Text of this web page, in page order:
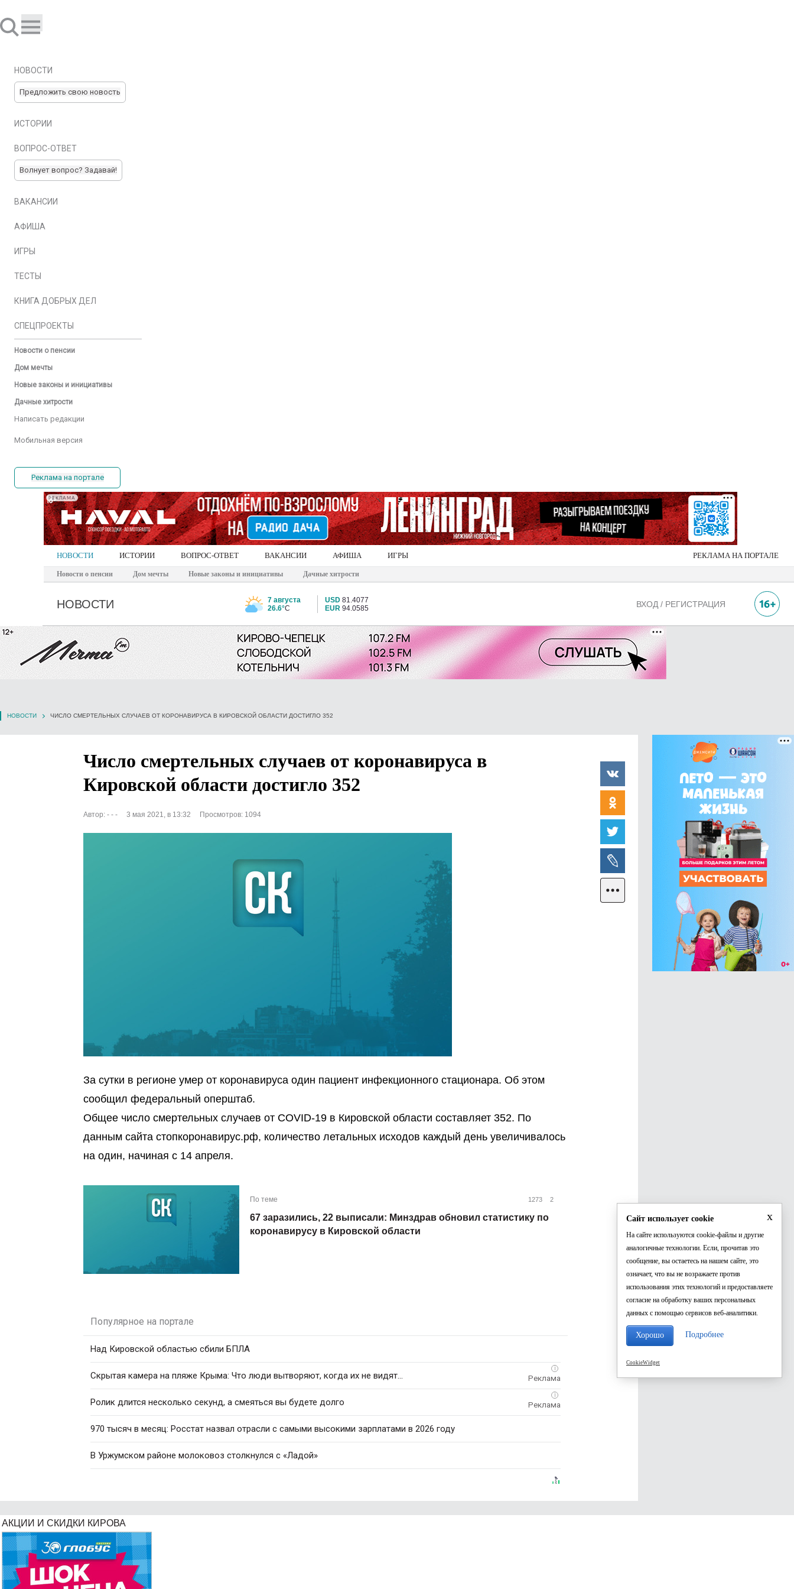
НОВОСТИ
Предложить свою новость
ИСТОРИИ
ВОПРОС-ОТВЕТ
Волнует вопрос? Задавай!
ВАКАНСИИ
АФИША
ИГРЫ
ТЕСТЫ
КНИГА ДОБРЫХ ДЕЛ
СПЕЦПРОЕКТЫ
Новости о пенсии
Дом мечты
Новые законы и инициативы
Дачные хитрости
Написать редакции
Мобильная версия
Реклама на портале
РЕКЛАМА
НОВОСТИ ИСТОРИИ ВОПРОС-ОТВЕТ ВАКАНСИИ АФИША ИГРЫ РЕКЛАМА НА ПОРТАЛЕ
Новости о пенсии Дом мечты Новые законы и инициативы Дачные хитрости
НОВОСТИ
7 августа
26.6°C
USD 81.4077
EUR 94.0585 ВХОД / РЕГИСТРАЦИЯ
НОВОСТИ ЧИСЛО СМЕРТЕЛЬНЫХ СЛУЧАЕВ ОТ КОРОНАВИРУСА В КИРОВСКОЙ ОБЛАСТИ ДОСТИГЛО 352
Число смертельных случаев от коронавируса в
Кировской области достигло 352
Автор: - - - 3 мая 2021, в 13:32 Просмотров: 1094
За сутки в регионе умер от коронавируса один пациент инфекционного стационара. Об этом
сообщил федеральный оперштаб.
Общее число смертельных случаев от COVID-19 в Кировской области составляет 352. По
данным сайта стопкоронавирус.рф, количество летальных исходов каждый день увеличивалось
на один, начиная с 14 апреля.
По теме 1273 2
67 заразились, 22 выписали: Минздрав обновил статистику по
коронавирусу в Кировской области
Популярное на портале
Над Кировской областью сбили БПЛА
i
Скрытая камера на пляже Крыма: Что люди вытворяют, когда их не видят...
i
Ролик длится несколько секунд, а смеяться вы будете долго
970 тысяч в месяц: Росстат назвал отрасли с самыми высокими зарплатами в 2026 году
В Уржумском районе молоковоз столкнулся с «Ладой»
АКЦИИ И СКИДКИ КИРОВА
x
Сайт использует cookie
На сайте используются cookie-файлы и другие
аналогичные технологии. Если, прочитав это
сообщение, вы остаетесь на нашем сайте, это
означает, что вы не возражаете против
использования этих технологий и предоставляете
согласие на обработку ваших персональных
данных с помощью сервисов веб-аналитики.
Хорошо Подробнее
CookieWidget